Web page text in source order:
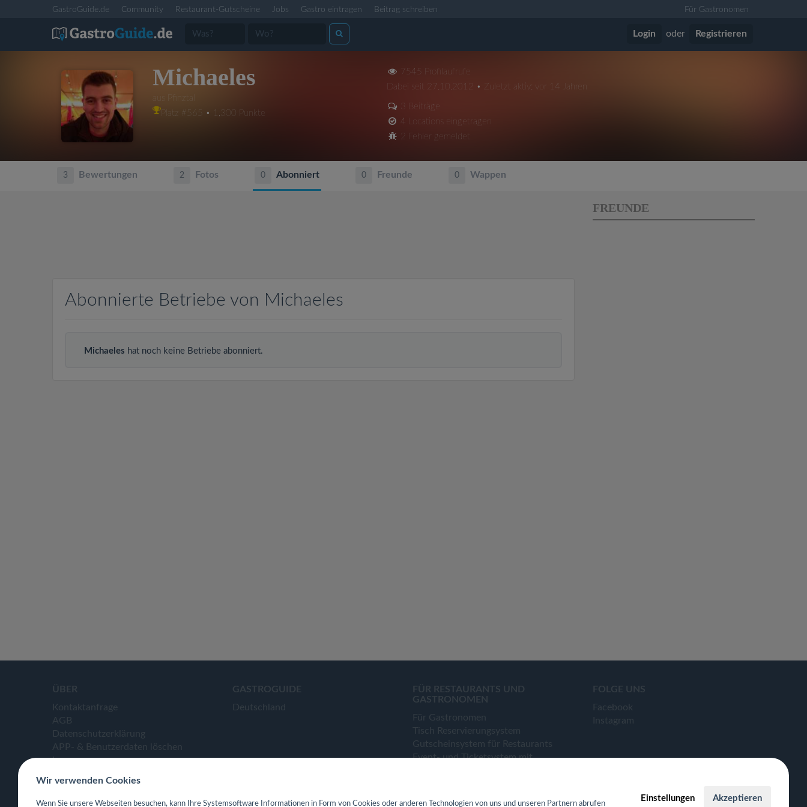
GastroGuide.de Community Restaurant-Gutscheine Jobs Gastro eintragen Beitrag schreiben Für Gastronomen
Login oder Registrieren
Michaeles
aus Pfinztal
Platz #565 • 1,300 Punkte
7545 Profilaufrufe
Dabei seit 27.10.2012 • Zuletzt aktiv: vor 14 Jahren
3 Beiträge
4 Locations eingetragen
2 Fehler gemeldet
3 Bewertungen 2 Fotos 0 Abonniert 0 Freunde 0 Wappen
Abonnierte Betriebe von Michaeles
Michaeles hat noch keine Betriebe abonniert.
FREUNDE
ÜBER
Kontaktanfrage
AGB
Datenschutzerklärung
APP- & Benutzerdaten löschen
Impressum
GASTROGUIDE
Deutschland
FÜR RESTAURANTS UND
GASTRONOMEN
Für Gastronomen
Tisch Reservierungsystem
Gutscheinsystem für Restaurants
Event- und Ticketsystem mit
FOLGE UNS
Facebook
Instagram
Wir verwenden Cookies
Wenn Sie unsere Webseiten besuchen, kann Ihre Systemsoftware Informationen in Form von Cookies oder anderen Technologien von uns und unseren Partnern abrufen
Einstellungen Akzeptieren